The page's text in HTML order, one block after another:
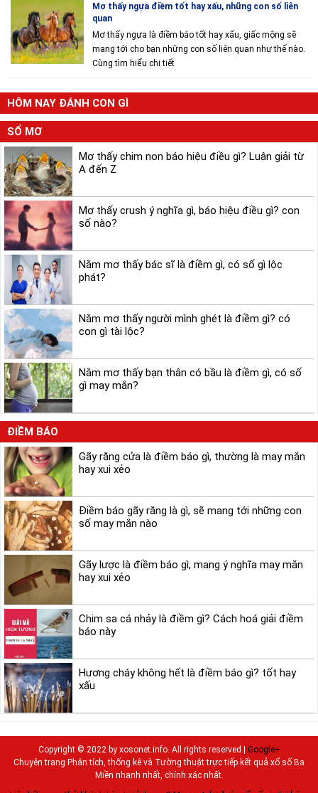
Mơ thấy ngựa điềm tốt hay xấu, những con số liên
quan
Mơ thấy ngựa là điềm báo tốt hay xấu, giấc mộng sẽ
mang tới cho bạn những con số liên quan như thế nào.
Cùng tìm hiểu chi tiết
HÔM NAY ĐÁNH CON GÌ
SỔ MƠ
Mơ thấy chim non báo hiệu điều gì? Luận giải từ
A đến Z
Mơ thấy crush ý nghĩa gì, báo hiệu điều gì? con
số nào?
Nằm mơ thấy bác sĩ là điềm gì, có số gì lộc
phát?
Nằm mơ thấy người mình ghét là điềm gì? có
con gì tài lộc?
Nằm mơ thấy bạn thân có bầu là điềm gì, có số
gì may mắn?
ĐIỀM BÁO
Gãy răng cửa là điềm báo gì, thường là may mắn
hay xui xẻo
Điềm báo gãy răng là gì, sẽ mang tới những con
số may mắn nào
Gãy lược là điềm báo gì, mang ý nghĩa may mắn
hay xui xẻo
Chim sa cá nhảy là điềm gì? Cách hoá giải điềm
báo này
Hương cháy không hết là điềm báo gì? tốt hay
xấu
Copyright © 2022 by xosonet.info. All rights reserved | Google+
Chuyên trang Phân tích, thống kê và Tường thuật trực tiếp kết quả xổ số Ba
Miền nhanh nhất, chính xác nhất.